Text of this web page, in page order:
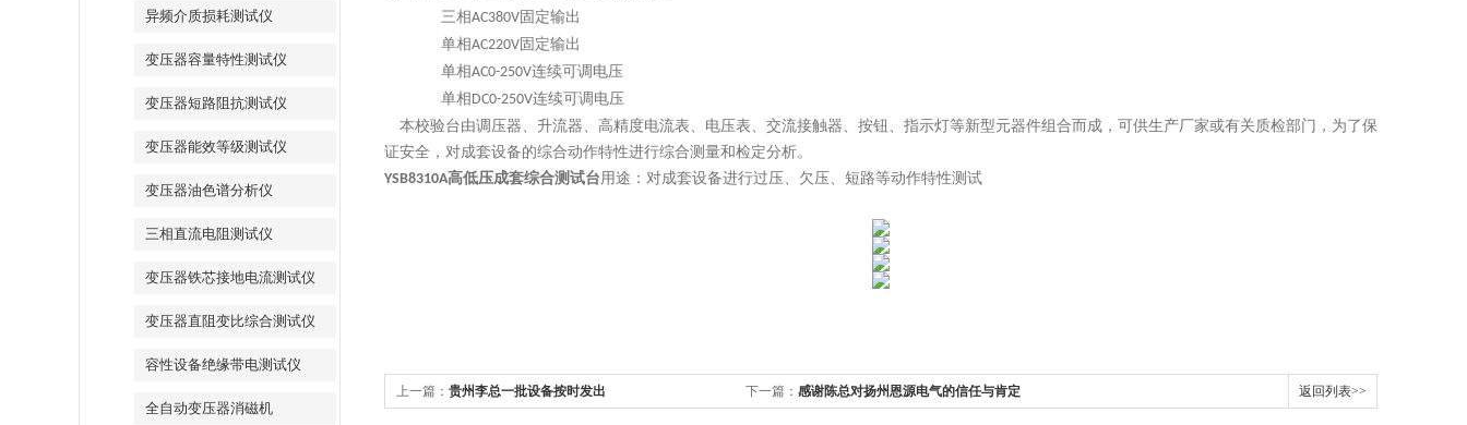
异频介质损耗测试仪
变压器容量特性测试仪
变压器短路阻抗测试仪
变压器能效等级测试仪
变压器油色谱分析仪
三相直流电阻测试仪
变压器铁芯接地电流测试仪
变压器直阻变比综合测试仪
容性设备绝缘带电测试仪
全自动变压器消磁机
三相AC380V 固定输出
单相AC220V 固定输出
单相AC0-250V连续可调电压
单相 DC0-250V连续可调电压
本校验台由调压器、升流器、高精度电流表、电压表、交流接触器、按钮、指示灯等新型元器件组合而成，可供生产厂家或有关质检部门，为了保
证安全，对成套设备的综合动作特性进行综合测量和检定分析。
YSB8310A高低压成套综合测试台用途：对成套设备进行过压、欠压、短路等动作特性测 试
上一篇： 贵州李总一批设备按时发出 下一篇： 感谢陈总对扬州恩源电气的信任与肯定 返回列表>>